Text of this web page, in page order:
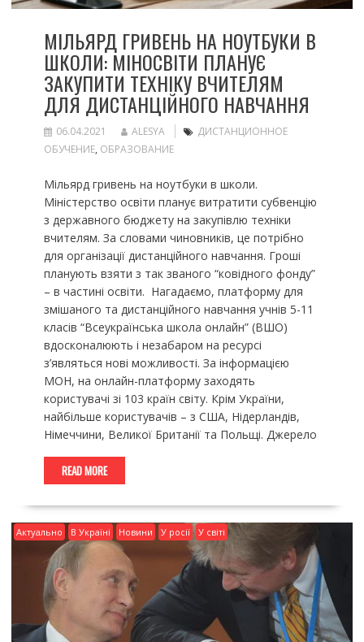
МІЛЬЯРД ГРИВЕНЬ НА НОУТБУКИ В
ШКОЛИ: МІНОСВІТИ ПЛАНУЄ
ЗАКУПИТИ ТЕХНІКУ ВЧИТЕЛЯМ
ДЛЯ ДИСТАНЦІЙНОГО НАВЧАННЯ
06.04.2021 ALESYA
ДИСТАНЦИОННОЕ
ОБУЧЕНИЕ, ОБРАЗОВАНИЕ
Мільярд гривень на ноутбуки в школи.
Міністерство освіти планує витратити субвенцію
з державного бюджету на закупівлю техніки
вчителям. За словами чиновників, це потрібно
для організації дистанційного навчання. Гроші
планують взяти з так званого “ковідного фонду”
– в частині освіти. Нагадаємо, платформу для
змішаного та дистанційного навчання учнів 5-11
класів “Всеукраїнська школа онлайн” (ВШО)
вдосконалюють і незабаром на ресурсі
з’являться нові можливості. За інформацією
МОН, на онлайн-платформу заходять
користувачі зі 103 країн світу. Крім України,
найбільше користувачів – з США, Нідерландів,
Німеччини, Великої Британії та Польщі. Джерело
READ MORE
Актуально В Україні Новини У росії У світі